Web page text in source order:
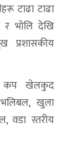
टाढा टाढा
भोलि देखि
प्रशासकीय
कप खेलकुद
खुला
वडा स्तरीय